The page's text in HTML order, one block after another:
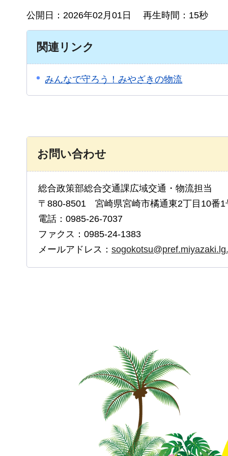
公開日：2026年02月01日 再生時間：15秒
関連リンク
みんなで守ろう！みやざきの物流
お問い合わせ
総合政策部総合交通課広域交通・物流担当
〒880-8501 宮崎県宮崎市橘通東2丁目10番1
電話：0985-26-7037
ファクス：0985-24-1383
メールアドレス：